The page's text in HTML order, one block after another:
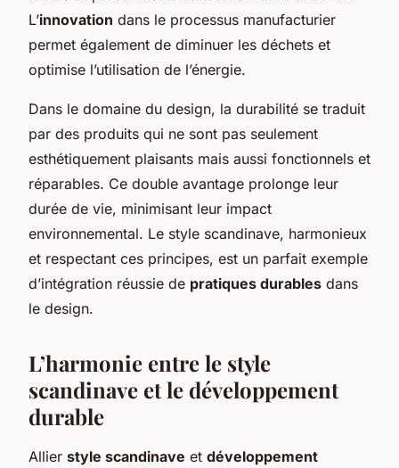
L’innovation dans le processus manufacturier
permet également de diminuer les déchets et
optimise l’utilisation de l’énergie.
Dans le domaine du design, la durabilité se traduit
par des produits qui ne sont pas seulement
esthétiquement plaisants mais aussi fonctionnels et
réparables. Ce double avantage prolonge leur
durée de vie, minimisant leur impact
environnemental. Le style scandinave, harmonieux
et respectant ces principes, est un parfait exemple
d’intégration réussie de pratiques durables dans
le design.
L’harmonie entre le style
scandinave et le développement
durable
Allier style scandinave et développement